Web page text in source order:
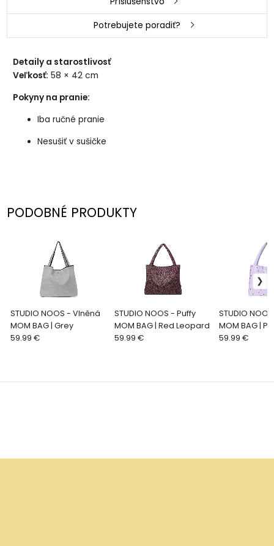
Potrebujete poradiť?
Detaily a starostlivosť
Veľkosť: 58 × 42 cm
Pokyny na pranie:
Iba ručné pranie
Nesušiť v sušičke
PODOBNÉ PRODUKTY
STUDIO NOOS - Vlněná
MOM BAG | Grey
59.99 €
STUDIO NOOS - Puffy
MOM BAG | Red Leopard
59.99 €
STUDIO
MOM BAG |
Hearts
59.99 €